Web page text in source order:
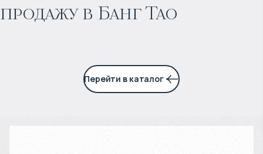
продажу в Банг Тао
6% годовых
Перейти в каталог